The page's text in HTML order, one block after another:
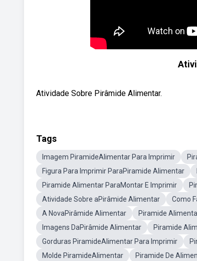
Atividade Sobre Pirâmide Alimentar.
Tags
Imagem PiramideAlimentar Para Imprimir
Figura Para Imprimir ParaPiramide Alimentar
Piramide Alimentar ParaMontar E Imprimir
Atividade Sobre aPirâmide Alimentar
Como
A NovaPirâmide Alimentar
Piramide
Imagens DaPirâmide Alimentar
Piramide
Gorduras PiramideAlimentar Para Imprimir
Molde PiramideAlimentar
Piramide De